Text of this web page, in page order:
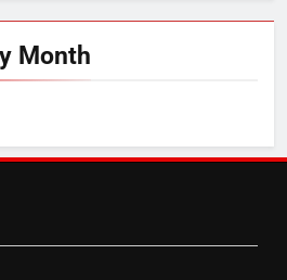
की नगरी अयोध्या में आने वाले भक्तों
स्वागत करेगा लक्ष्मण द्वार
पंचायतों का बजट
Month